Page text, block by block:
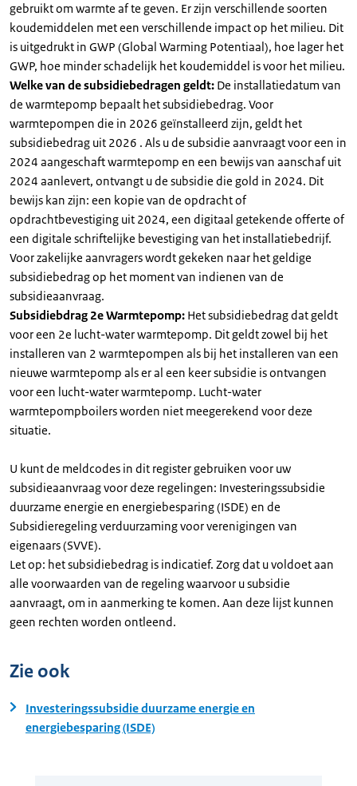
gebruikt om warmte af te geven. Er zijn verschillende soorten
koudemiddelen met een verschillende impact op het milieu. Dit
is uitgedrukt in GWP (Global Warming Potentiaal), hoe lager het
GWP, hoe minder schadelijk het koudemiddel is voor het milieu.
Welke van de subsidiebedragen geldt: De installatiedatum van
de warmtepomp bepaalt het subsidiebedrag. Voor
warmtepompen die in 2026 geïnstalleerd zijn, geldt het
subsidiebedrag uit 2026 . Als u de subsidie aanvraagt voor een in
2024 aangeschaft warmtepomp en een bewijs van aanschaf uit
2024 aanlevert, ontvangt u de subsidie die gold in 2024. Dit
bewijs kan zijn: een kopie van de opdracht of
opdrachtbevestiging uit 2024, een digitaal getekende offerte of
een digitale schriftelijke bevestiging van het installatiebedrijf.
Voor zakelijke aanvragers wordt gekeken naar het geldige
subsidiebedrag op het moment van indienen van de
subsidieaanvraag.
Subsidiebdrag 2e Warmtepomp: Het subsidiebedrag dat geldt
voor een 2e lucht-water warmtepomp. Dit geldt zowel bij het
installeren van 2 warmtepompen als bij het installeren van een
nieuwe warmtepomp als er al een keer subsidie is ontvangen
voor een lucht-water warmtepomp. Lucht-water
warmtepompboilers worden niet meegerekend voor deze
situatie.
U kunt de meldcodes in dit register gebruiken voor uw
subsidieaanvraag voor deze regelingen: Investeringssubsidie
duurzame energie en energiebesparing (ISDE) en de
Subsidieregeling verduurzaming voor verenigingen van
eigenaars (SVVE).
Let op: het subsidiebedrag is indicatief. Zorg dat u voldoet aan
alle voorwaarden van de regeling waarvoor u subsidie
aanvraagt, om in aanmerking te komen. Aan deze lijst kunnen
geen rechten worden ontleend.
Zie ook
Investeringssubsidie duurzame energie en
energiebesparing (ISDE)